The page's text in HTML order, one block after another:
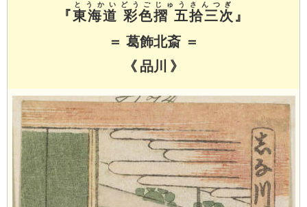
『東海道 彩色摺 五拾三次
とうかいどうごじゅうさんつぎ
』
＝ 葛飾北斎 ＝
《 品川 》